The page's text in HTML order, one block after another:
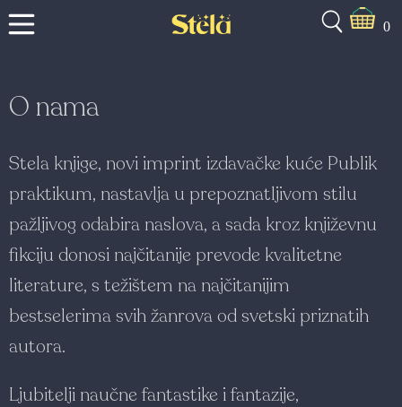
0
O nama
Stela knjige, novi imprint izdavačke kuće Publik
praktikum, nastavlja u prepoznatljivom stilu
pažljivog odabira naslova, a sada kroz književnu
fikciju donosi najčitanije prevode kvalitetne
literature, s težištem na najčitanijim
bestselerima svih žanrova od svetski priznatih
autora.
Ljubitelji naučne fantastike i fantazije,